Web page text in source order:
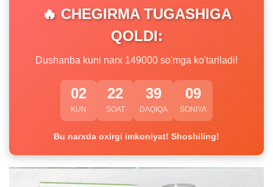
🔥 CHEGIRMA TUGASHIGA
QOLDI:
Dushanba kuni narx 149000 so'mga ko'tariladi!
02
KUN
22
SOAT
39
DAQIQA
09
SONIYA
Bu narxda oxirgi imkoniyat! Shoshiling!